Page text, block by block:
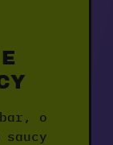
o
saucy